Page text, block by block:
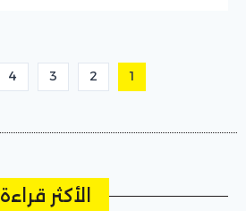
1
2
3
4
الأكثر قراءة